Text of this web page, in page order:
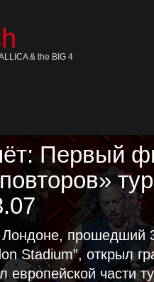
& the BIG 4
Первый
Лондоне, прошедший
Stadium”, открыл
части